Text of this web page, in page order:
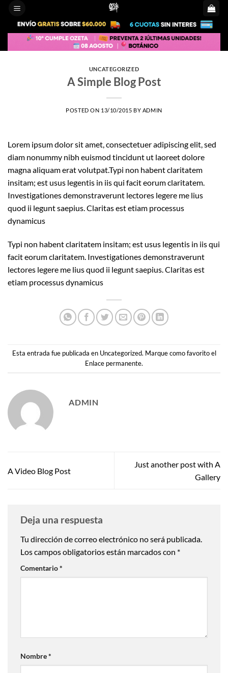
Saltar
contenido
UNCATEGORIZED
A Simple Blog Post
POSTED ON 13/10/2015 BY ADMIN
Lorem ipsum dolor sit amet, consectetuer adipiscing elit, sed
diam nonummy nibh euismod tincidunt ut laoreet dolore
magna aliquam erat volutpat.Typi non habent claritatem
insitam; est usus legentis in iis qui facit eorum claritatem.
Investigationes demonstraverunt lectores legere me lius
quod ii legunt saepius. Claritas est etiam processus
dynamicus
Typi non habent claritatem insitam; est usus legentis in iis qui
facit eorum claritatem. Investigationes demonstraverunt
lectores legere me lius quod ii legunt saepius. Claritas est
etiam processus dynamicus
Esta entrada fue publicada en Uncategorized. Marque como favorito el
Enlace permanente.
ADMIN
A Video Blog Post
Just another post with A
Gallery
Deja una respuesta
Tu dirección de correo electrónico no será publicada.
Los campos obligatorios están marcados con *
Comentario*
Nombre*